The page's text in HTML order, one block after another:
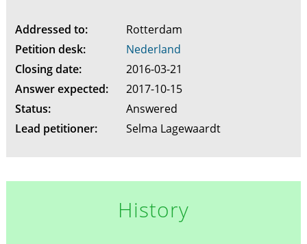
Addressed to:
Rotterdam
Petition desk:
Nederland
Closing date:
2016-03-21
Answer expected:
2017-10-15
Status:
Answered
Lead petitioner:
Selma Lagewaardt
History